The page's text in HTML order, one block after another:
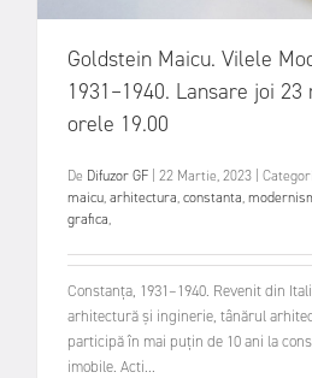
Goldstein Maicu. Vilele
1931–1940. Lansare joi
orele 19.00
De Difuzor GF 22 Martie, 2023
maicu,arhitectura,constanta,
grafica,
Constanța, 1931–1940. Revenit din
arhitectură și inginerie, tânărul
participă în mai puțin de 10 ani la
imobile. Acti...